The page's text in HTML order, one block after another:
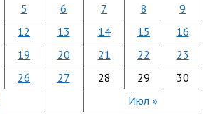
Июл »
5 6 7 8
9
12 13 14 15
16
19 20 21 22
23
26 27 28 29 30